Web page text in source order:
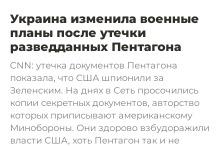
Украина изменила военные
планы после утечки
разведданных Пентагона
CNN: утечка документов Пентагона
показала, что США шпионили за
Зеленским. На днях в Сеть просочились
копии секретных документов, авторство
которых приписывают американскому
Минобороны. Они здорово взбудоражили
власти США, хоть Пентагон так и не